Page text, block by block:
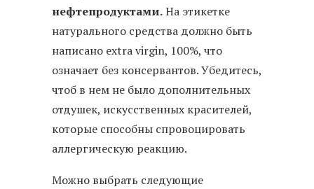
нефтепродуктами.На этикетке
натурального средства должно быть
написано extra virgin, 100%, что
означает без консервантов. Убедитесь,
чтоб в нем не было дополнительных
отдушек, искусственных красителей,
которые способны спровоцировать
аллергическую реакцию.
Можно выбрать следующие